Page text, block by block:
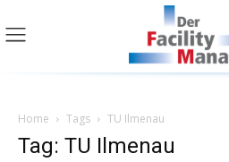
Home Tags TU Ilmenau
Tag: TU Ilmenau